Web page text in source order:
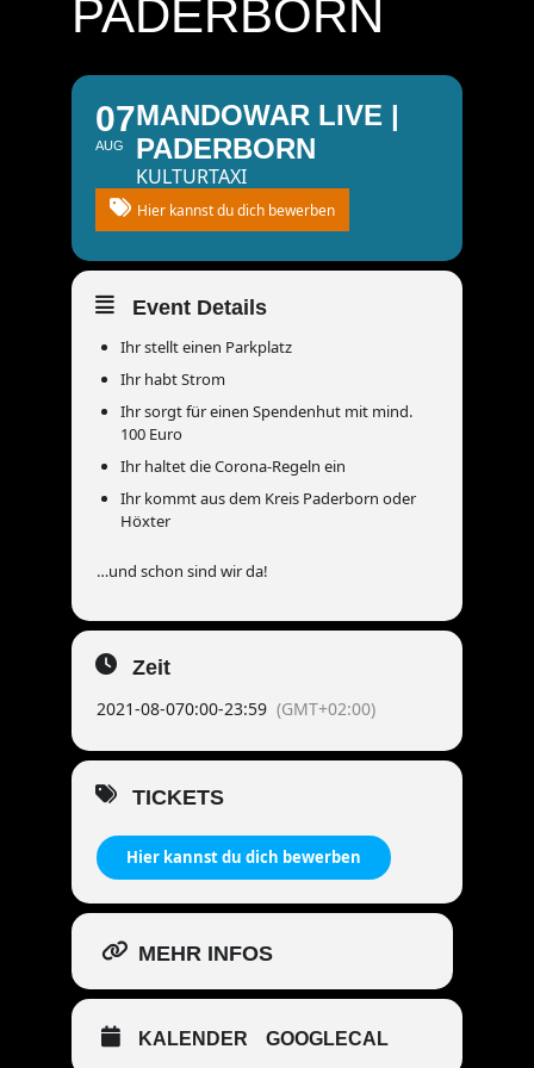
PADERBORN
07
AUG
MANDOWAR LIVE |
PADERBORN
KULTURTAXI
Hier kannst du dich bewerben
Event Details
Ihr stellt einen Parkplatz
Ihr habt Strom
Ihr sorgt für einen Spendenhut mit mind.
100 Euro
Ihr haltet die Corona-Regeln ein
Ihr kommt aus dem Kreis Paderborn oder
Höxter
…und schon sind wir da!
Zeit
2021-08-070:00-23:59 (GMT+02:00)
TICKETS
Hier kannst du dich bewerben
MEHR INFOS
KALENDER GOOGLECAL